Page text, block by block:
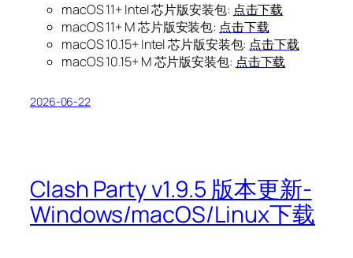
macOS 11+ Intel 芯片版安装包: 点击下载
macOS 11+ M 芯片版安装包: 点击下载
macOS 10.15+ Intel 芯片版安装包: 点击下载
macOS 10.15+ M 芯片版安装包: 点击下载
2026-06-22
Clash Party v1.9.5 版本更新-
Windows/macOS/Linux下载